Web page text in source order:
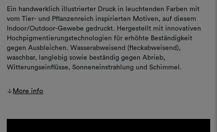
Ein handwerklich illustrierter Druck in leuchtenden Farben mit
vom Tier- und Pflanzenreich inspirierten Motiven, auf diesem
Indoor/Outdoor-Gewebe gedruckt. Hergestellt mit innovativen
Hochpigmentierungstechnologien für erhöhte Beständigkeit
gegen Ausbleichen. Wasserabweisend (fleckabweisend),
waschbar, langlebig sowie beständig gegen Abrieb,
Witterungseinflüsse, Sonneneinstrahlung und Schimmel.
More info